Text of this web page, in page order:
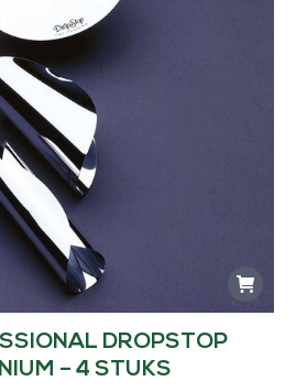
DROPSTOP
– 4 STUKS